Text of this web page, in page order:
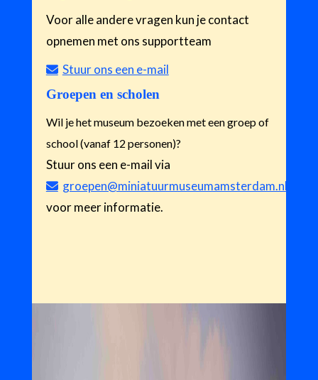
Voor alle andere vragen kun je contact
opnemen met ons supportteam
Stuur ons een e-mail
Groepen en scholen
Wil je het museum bezoeken met een groep of
school (vanaf 12 personen)?
Stuur ons een e-mail via
groepen@miniatuurmuseumamsterdam.nl
voor meer informatie.